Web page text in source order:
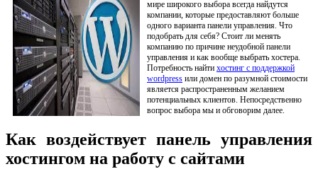
мире широкого выбора всегда найдутся
компании, которые предоставляют больше
одного варианта панели управления. Что
подобрать для себя? Стоит ли менять
компанию по причине неудобной панели
управления и как вообще выбрать хостера.
Потребность найти хостинг с поддержкой
wordpress или домен по разумной стоимости
является распространенным желанием
потенциальных клиентов. Непосредственно
вопрос выбора мы и обговорим далее.
Как воздействует панель управления
хостингом на работу с сайтами